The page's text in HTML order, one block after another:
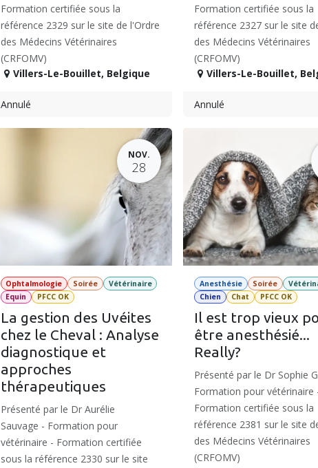
Formation certifiée sous la
référence 2329 sur le site de l'Ordre
des Médecins Vétérinaires
(CRFOMV)
Villers-Le-Bouillet, Belgique
Annulé
Formation certifiée sous la
référence 2327 sur le site
des Médecins Vétérinaires
(CRFOMV)
Villers-Le-Bouillet,
Annulé
NOV.
28
Ophtalmologie Soirée
Vétérinaire
Equin
PFCC OK
La gestion des Uvéites
chez le Cheval : Analyse
diagnostique et
approches
thérapeutiques
Présenté par le Dr Aurélie
Sauvage - Formation pour
vétérinaire - Formation certifiée
sous la référence 2330 sur le site
Anesthésie Soirée
Chien
Chat PFCC OK
Il est trop vieux
être anesthésié...
Really?
Présenté par le Dr Sophie
Formation pour vétérinaire
Formation certifiée sous la
référence 2381 sur le site
des Médecins Vétérinaires
(CRFOMV)